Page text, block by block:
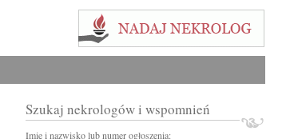
Szukaj nekrologów i wspomnień
Imię i nazwisko lub numer ogłoszenia: